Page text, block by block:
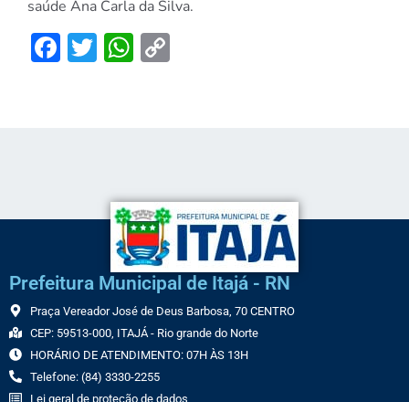
saúde Ana Carla da Silva.
Facebook
TwitterWhatsApp
Prefeitura Municipal de Itajá - RN
Praça Vereador José de Deus Barbosa, 70 CENTRO
CEP: 59513-000, ITAJÁ - Rio grande do Norte
HORÁRIO DE ATENDIMENTO: 07H ÀS 13H
Telefone: (84) 3330-2255
Lei geral de proteção de dados